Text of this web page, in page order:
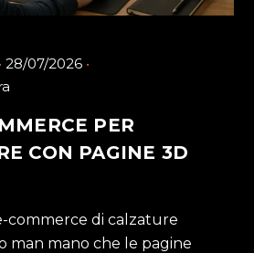
28/07/2026
PER
CON PAGINE 3D
commerce di calzature
man mano che le pagine